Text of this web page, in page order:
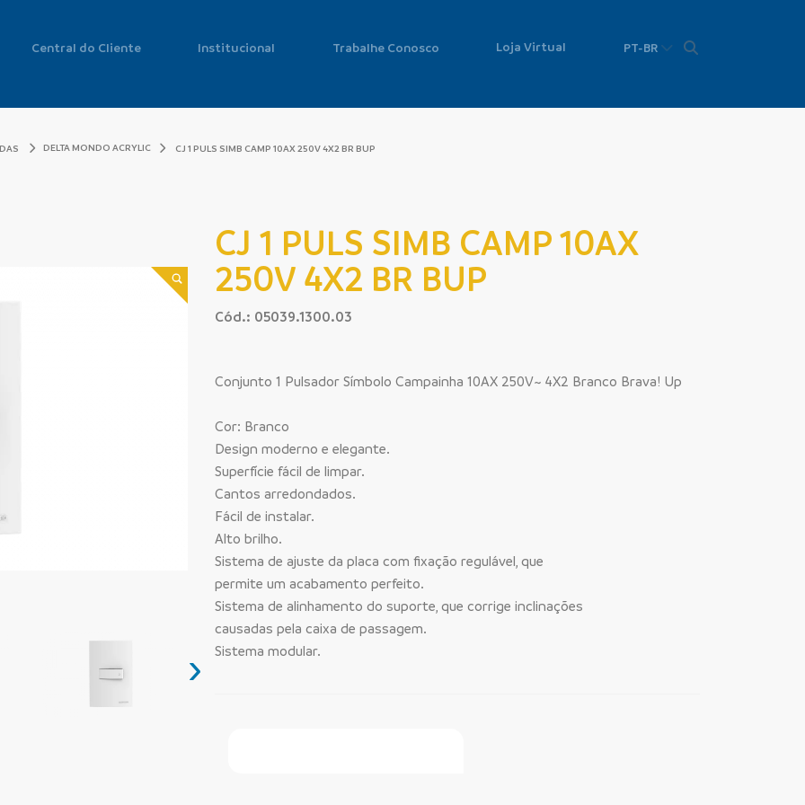
Central do Cliente Institucional Trabalhe Conosco Loja Virtual PT-BR
DELTA MONDO ACRYLIC CJ 1 PULS SIMB CAMP 10AX 250V 4X2 BR BUP
›
CJ 1 PULS SIMB CAMP 10AX
250V 4X2 BR BUP
Cód.: 05039.1300.03
Conjunto 1 Pulsador Símbolo Campainha 10AX 250V~ 4X2 Branco Brava! Up
Cor: Branco
Design moderno e elegante.
Superfície fácil de limpar.
Cantos arredondados.
Fácil de instalar.
Alto brilho.
Sistema de ajuste da placa com fixação regulável, que
permite um acabamento perfeito.
Sistema de alinhamento do suporte, que corrige inclinações
causadas pela caixa de passagem.
Sistema modular.